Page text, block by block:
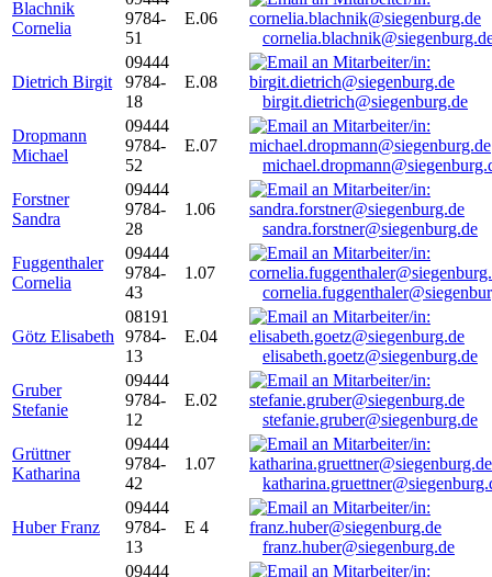
Blachnik
Cornelia
9784-
51
E.06
Dietrich Birgit
09444
9784-
18
E.08
birgit.dietrich@siegenburg.de
Dropmann
Michael
09444
9784-
52
E.07
Forstner
Sandra
09444
9784-
28
1.06
sandra.forstner@siegenburg.de
Fuggenthaler
Cornelia
09444
9784-
43
1.07
Götz Elisabeth
08191
9784-
13
E.04
elisabeth.goetz@siegenburg.de
Gruber
Stefanie
09444
9784-
12
E.02
stefanie.gruber@siegenburg.de
Grüttner
Katharina
09444
9784-
42
1.07
Huber Franz
09444
9784-
13
E 4
franz.huber@siegenburg.de
09444